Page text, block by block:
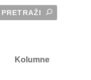
Kolumne